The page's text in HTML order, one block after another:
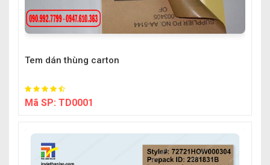
Tem dán thùng carton
Mã SP: TD0001